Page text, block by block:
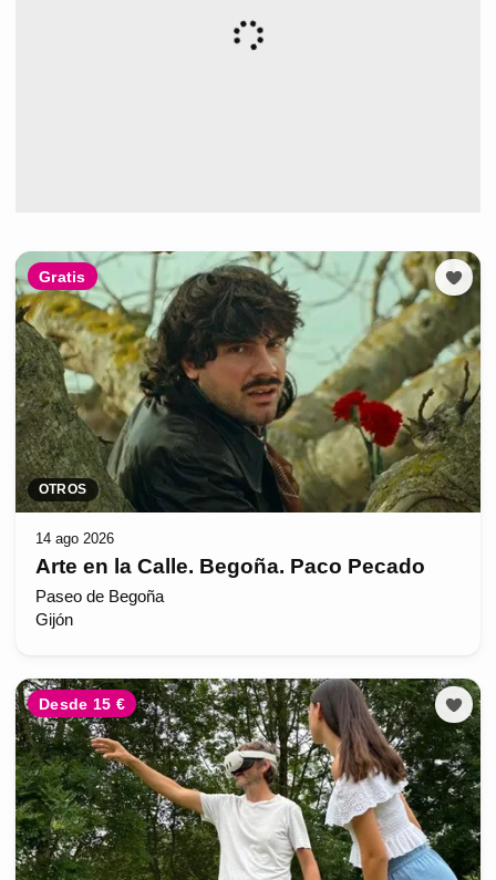
Gratis
OTROS
14 ago 2026
Arte en la Calle. Begoña. Paco Pecado
Paseo de Begoña
Gijón
Desde 15 €